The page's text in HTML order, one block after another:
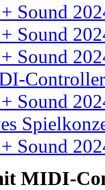
Sound
Sound
Sound
Controller
Sound
Sound
MIDI-